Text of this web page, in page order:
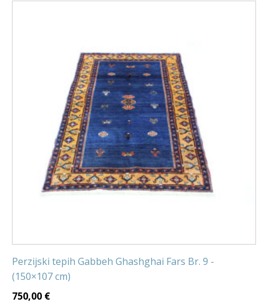
Perzijski tepih Gabbeh Ghashghai Fars Br. 9 -
(150×107 cm)
750,00 €